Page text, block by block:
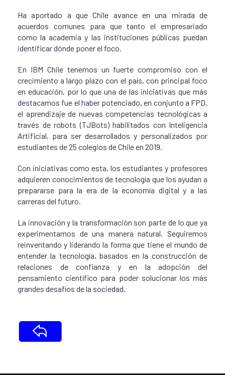
Ha aportado a que Chile avance en una mirada de
acuerdos comunes para que tanto el empresariado
como la academia y las instituciones públicas puedan
identificar dónde poner el foco.
En IBM Chile tenemos un fuerte compromiso con el
crecimiento a largo plazo con el país, con principal foco
en educación, por lo que una de las iniciativas que más
destacamos fue el haber potenciado, en conjunto a FPD,
el aprendizaje de nuevas competencias tecnológicas a
través de robots (TJBots) habilitados con Inteligencia
Artificial, para ser desarrollados y personalizados por
estudiantes de 25 colegios de Chile en 2019.
Con iniciativas como esta, los estudiantes y profesores
adquieren conocimientos de tecnología que los ayudan a
prepararse para la era de la economía digital y a las
carreras del futuro.
La innovación y la transformación son parte de lo que ya
experimentamos de una manera natural. Seguiremos
reinventando y liderando la forma que tiene el mundo de
entender la tecnología, basados en la construcción de
relaciones de confianza y en la adopción del
pensamiento científico para poder solucionar los más
grandes desafíos de la sociedad.